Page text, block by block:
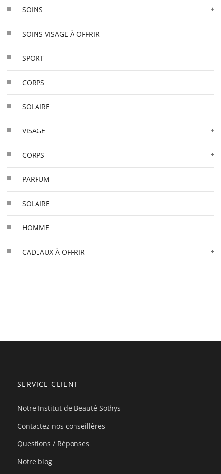
SOINS
SOINS VISAGE À OFFRIR
SPORT
CORPS
SOLAIRE
VISAGE
CORPS
PARFUM
SOLAIRE
HOMME
CADEAUX À OFFRIR
SERVICE CLIENT
Notre Institut de Beauté Sothys
Contactez nos conseillères
Questions / Réponses
Notre blog